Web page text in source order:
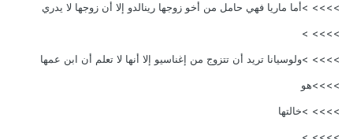
>>>> >أما ماريا فهي حامل من أخو زوجها رينالدو إلا أن زوجها لا يدري
>>>> >
>>>> >ولوسيانا تريد أن تتزوج من إغناسيو إلا أنها لا تعلم أن ابن عمها
>>>>هو
>>>> >خالتها